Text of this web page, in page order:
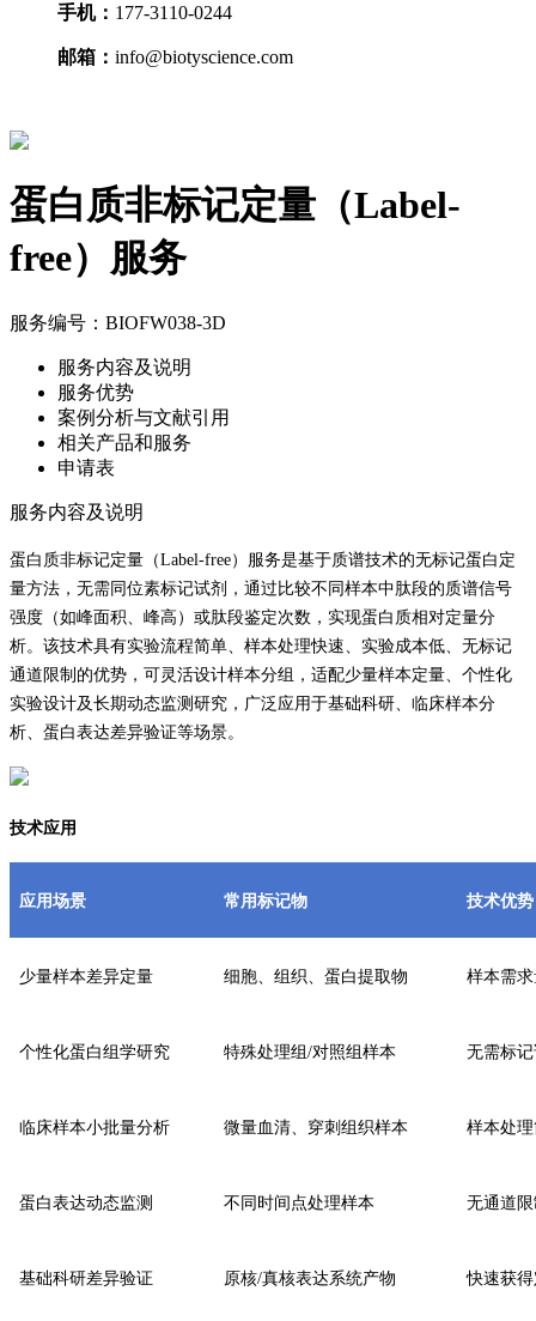
手机： 177-3110-0244
邮箱： info@biotyscience.com
蛋白质非标记定量（Label-
free）服务
服务编号：BIOFW038-3D
服务内容及说明
服务优势
案例分析与文献引用
相关产品和服务
申请表
服务内容及说明
蛋白质非标记定量（Label-free）服务是基于质谱技术的无标记蛋白定
量方法，无需同位素标记试剂，通过比较不同样本中肽段的质谱信号
强度（如峰面积、峰高）或肽段鉴定次数，实现蛋白质相对定量分
析。该技术具有实验流程简单、样本处理快速、实验成本低、无标记
通道限制的优势，可灵活设计样本分组，适配少量样本定量、个性化
实验设计及长期动态监测研究，广泛应用于基础科研、临床样本分
析、蛋白表达差异验证等场景。
技术应用
应用场景 常用标记物 技术优势
少量样本差异定量 细胞、组织、蛋白提取物 样本需
个性化蛋白组学研究 特殊处理组/对照组样本 无需标
临床样本小批量分析 微量血清、穿刺组织样本 样本处
蛋白表达动态监测 不同时间点处理样本 无通道
基础科研差异验证 原核/真核表达系统产物 快速获